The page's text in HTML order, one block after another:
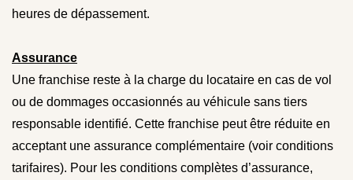
heures de dépassement.
Assurance
Une franchise reste à la charge du locataire en cas de vol
ou de dommages occasionnés au véhicule sans tiers
responsable identifié. Cette franchise peut être réduite en
acceptant une assurance complémentaire (voir conditions
tarifaires). Pour les conditions complètes d’assurance,